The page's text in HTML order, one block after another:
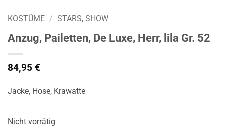
KOSTÜME / STARS, SHOW
Anzug, Pailetten, De Luxe, Herr, lila Gr. 52
84,95 €
Jacke, Hose, Krawatte
Nicht vorrätig